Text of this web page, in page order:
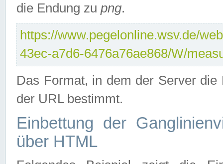
die Endung zu png.
https://www.pegelonline.wsv.de/
43ec-a7d6-6476a76ae868/W/
Das Format, in dem der Server
der URL bestimmt.
Einbettung der
über HTML